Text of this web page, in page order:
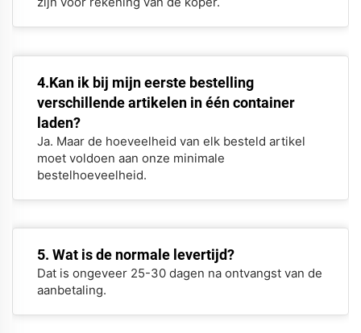
4.Kan ik bij mijn eerste bestelling
verschillende artikelen in één container
laden?
Ja. Maar de hoeveelheid van elk besteld artikel
moet voldoen aan onze minimale
bestelhoeveelheid.
5. Wat is de normale levertijd?
Dat is ongeveer 25-30 dagen na ontvangst van de
aanbetaling.